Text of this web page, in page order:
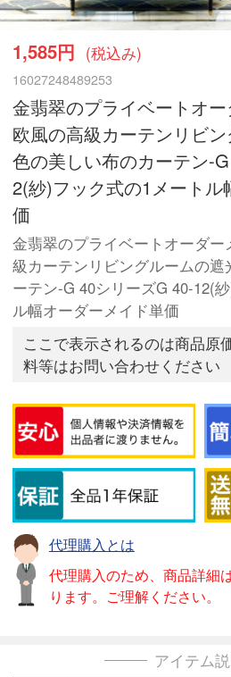
1,585円 (税込み)
16027248489253
金翡翠のプライベートオ
欧風の高級カーテンリビ
色の美しい布のカーテン-
2(紗)フック式の1メート
価
金翡翠のプライベートオーダ
級カーテンリビングルームの遮
ーテン-G 40シリーズG 40-12(
ル幅オーダーメイド単価
ここで表示されるのは商品原
料等はお問い合わせください
代理購入とは
代理購入のため、商品詳細
ります。ご理解ください。
アイテム